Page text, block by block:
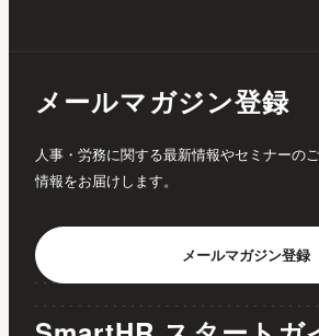
メールマガジン登録
人事・労務に関する最新情報やセミナーの
情報をお届けします。
メールマガジン登録